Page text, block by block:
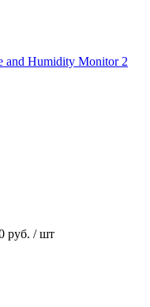
and Humidity Monitor 2
руб. / шт